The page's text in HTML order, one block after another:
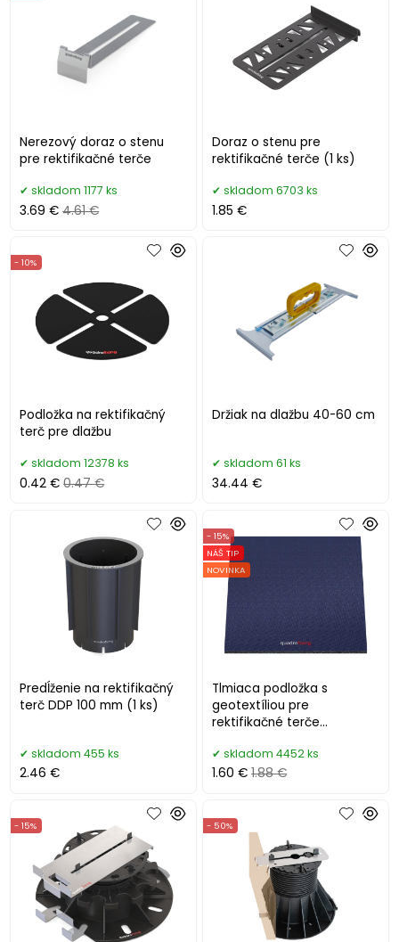
Nerezový doraz o stenu
pre rektifikačné terče
skladom 1177 ks
3.69 € 4.61 €
Doraz o stenu pre
rektifikačné terče (1 ks)
skladom 6703 ks
1.85 €
Podložka na rektifikačný
terč pre dlažbu
- 10%
skladom 12378 ks
0.42 € 0.47 €
Držiak na dlažbu 40-60 cm
skladom 61 ks
34.44 €
Predĺženie na rektifikačný
terč DDP 100 mm (1 ks)
skladom 455 ks
2.46 €
Tlmiaca podložka s
geotextíliou pre
rektifikačné terče
- 15%
NÁŠ TIP
NOVINKA
skladom 4452 ks
1.60 € 1.88 €
- 15% - 50%